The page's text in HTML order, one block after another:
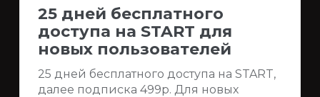
25 дней бесплатного
доступа на START для
новых пользователей
25 дней бесплатного доступа на START,
далее подписка 499р. Для новых